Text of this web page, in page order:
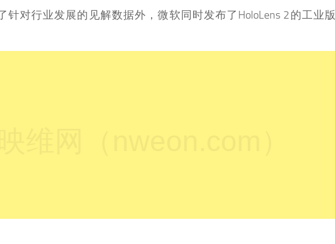
针对行业发展的见解数据外，微软同时发布了HoloLens 2的工业版